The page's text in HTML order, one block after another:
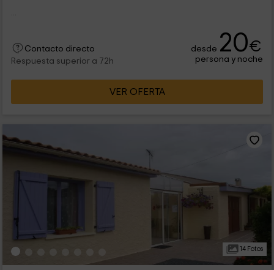
Contacto directo
Respuesta superior a 72h
desde 20€
persona y noche
VER OFERTA
14 Fotos